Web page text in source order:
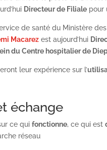
Directeur de Filiale pour
de santé du Ministère
Macarez est aujourd’hui
du Centre hospitalier de
leur expérience sur l’
échange
ce quifonctionne, ce qui est
réseau